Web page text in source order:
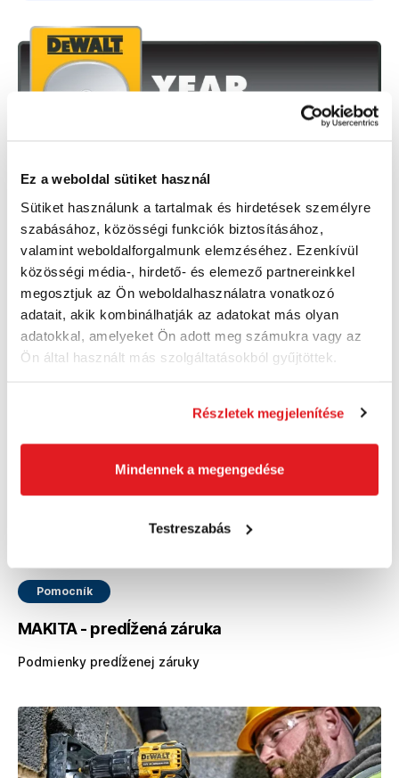
Ez a weboldal sütiket használ
Sütiket használunk a tartalmak és hirdetések személyre
szabásához, közösségi funkciók biztosításához,
valamint weboldalforgalmunk elemzéséhez. Ezenkívül
közösségi média-, hirdető- és elemező partnereinkkel
megosztjuk az Ön weboldalhasználatra vonatkozó
adatait, akik kombinálhatják az adatokat más olyan
adatokkal, amelyeket Ön adott meg számukra vagy az
Ön által használt más szolgáltatásokból gyűjtöttek.
Részletek megjelenítése
Mindennek a megengedése
Testreszabás
DeWALT - doplnkové služby
Predĺžená záruka a online objednávka opravy značky
DeWALT
Pomocník
MAKITA - predĺžená záruka
Podmienky predĺženej záruky